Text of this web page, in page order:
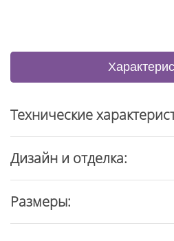
Технические
Дизайн и отделка:
Размеры: